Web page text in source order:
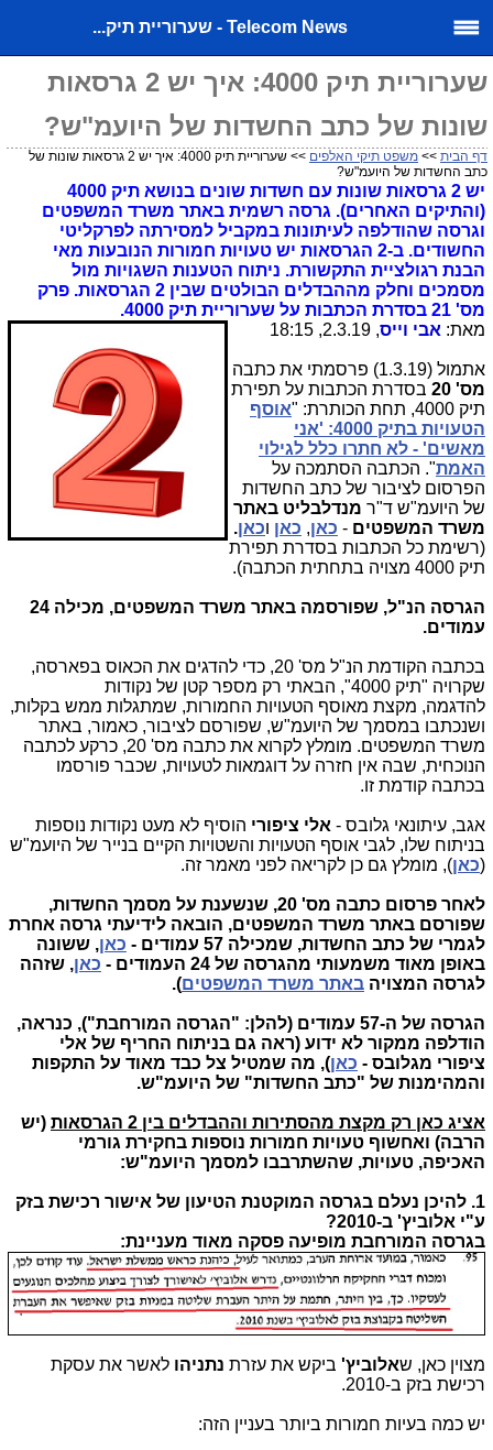
Telecom News - שערוריית תיק...
שערוריית תיק 4000: איך יש 2 גרסאות
שונות של כתב החשדות של היועמ"ש?
דף הבית >> משפט תיקי האלפים
>> שערוריית תיק 4000: איך יש 2 גרסאות שונות של
כתב החשדות של היועמ"ש?
יש 2 גרסאות שונות עם חשדות שונים בנושא תיק 4000
(והתיקים האחרים). גרסה רשמית באתר משרד המשפטים
וגרסה שהודלפה לעיתונות במקביל למסירתה לפרקליטי
החשודים. ב-2 הגרסאות יש טעויות חמורות הנובעות מאי
הבנת רגולציית התקשורת. ניתוח הטענות השגויות מול
מסמכים וחלק מההבדלים הבולטים שבין 2 הגרסאות. פרק
מס' 21 בסדרת הכתבות על שערוריית תיק 4000.
מאת: אבי וייס, 2.3.19, 18:15
אתמול (1.3.19) פרסמתי את כתבה
מס' 20
בסדרת הכתבות על תפירת
תיק 4000, תחת הכותרת: "
אוסף
הטעויות בתיק 4000: 'אני
מאשים' - לא חתרו כלל לגילוי
האמת". הכתבה הסתמכה על
הפרסום לציבור של כתב החשדות
של היועמ"ש ד"ר מנדלבליט באתר
משרד המשפטים - כאן, כאן וכאן.
(רשימת כל הכתבות בסדרת תפירת
תיק 4000 מצויה בתחתית הכתבה).
הגרסה הנ"ל, שפורסמה באתר משרד המשפטים, מכילה 24
עמודים.
בכתבה הקודמת הנ"ל מס' 20, כדי להדגים את הכאוס בפארסה,
שקרויה "תיק 4000", הבאתי רק מספר קטן של נקודות
להדגמה, מקצת מאוסף הטעויות החמורות, שמתגלות ממש בקלות,
ושנכתבו במסמך של היועמ"ש, שפורסם לציבור, כאמור, באתר
משרד המשפטים. מומלץ לקרוא את כתבה מס' 20, כרקע לכתבה
הנוכחית, שבה אין חזרה על דוגמאות לטעויות, שכבר פורסמו
בכתבה קודמת זו.
אגב, עיתונאי גלובס - אלי ציפורי הוסיף לא מעט נקודות נוספות
בניתוח שלו, לגבי אוסף הטעויות והשטויות הקיים בנייר של היועמ"ש
(כאן), מומלץ גם כן לקריאה לפני מאמר זה.
לאחר פרסום כתבה מס' 20, שנשענת על מסמך החשדות,
שפורסם באתר משרד המשפטים, הובאה לידיעתי גרסה אחרת
לגמרי של כתב החשדות, שמכילה 57 עמודים -
כאן, ששונה
באופן מאוד משמעותי מהגרסה של 24 העמודים -
כאן, שזהה
לגרסה המצויה באתר משרד המשפטים).
הגרסה של ה-57 עמודים (להלן: "הגרסה המורחבת"), כנראה,
הודלפה ממקור לא ידוע (ראה גם בניתוח החריף של אלי
ציפורי מגלובס - כאן), מה שמטיל צל כבד מאוד על התקפות
והמהימנות של "כתב החשדות" של היועמ"ש.
אציג כאן רק מקצת מהסתירות וההבדלים בין 2 הגרסאות
(יש
הרבה) ואחשוף טעויות חמורות נוספות בחקירת גורמי
האכיפה, טעויות, שהשתרבבו למסמך היועמ"ש:
1. להיכן נעלם בגרסה המוקטנת הטיעון של אישור רכישת בזק
ע"י אלוביץ' ב-2010?
בגרסה המורחבת מופיעה פסקה מאוד מעניינת:
מצוין כאן, שאלוביץ' ביקש את עזרת נתניהו לאשר את עסקת
רכישת בזק ב-2010.
יש כמה בעיות חמורות ביותר בעניין הזה: